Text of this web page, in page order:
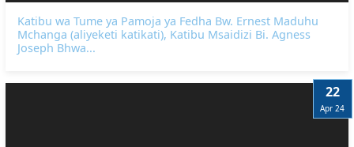
Katibu wa Tume ya Pamoja ya Fedha Bw. Ernest Maduhu
Mchanga (aliyeketi katikati), Katibu Msaidizi Bi. Agness
Joseph Bhwa...
22
Apr 24